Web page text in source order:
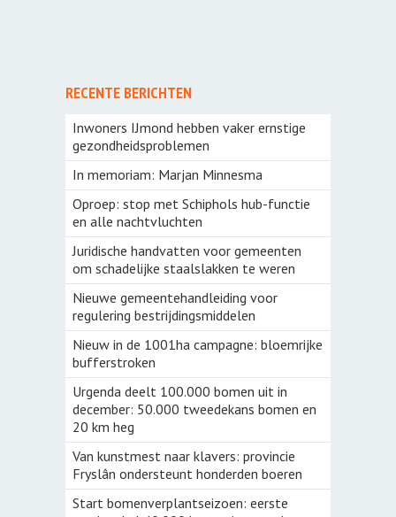
RECENTE BERICHTEN
Inwoners IJmond hebben vaker ernstige
gezondheidsproblemen
In memoriam: Marjan Minnesma
Oproep: stop met Schiphols hub-functie
en alle nachtvluchten
Juridische handvatten voor gemeenten
om schadelijke staalslakken te weren
Nieuwe gemeentehandleiding voor
regulering bestrijdingsmiddelen
Nieuw in de 1001ha campagne: bloemrijke
bufferstroken
Urgenda deelt 100.000 bomen uit in
december: 50.000 tweedekans bomen en
20 km heg
Van kunstmest naar klavers: provincie
Fryslân ondersteunt honderden boeren
Start bomenverplantseizoen: eerste